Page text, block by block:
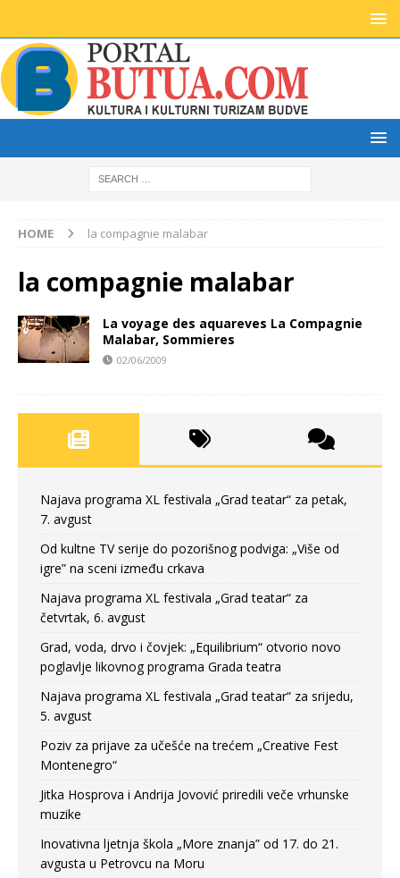
HOME la compagnie malabar
la compagnie malabar
La voyage des aquareves La Compagnie
Malabar, Sommieres
02/06/2009
Najava programa XL festivala „Grad teatar“ za petak,
7. avgust
Od kultne TV serije do pozorišnog podviga: „Više od
igre” na sceni između crkava
Najava programa XL festivala „Grad teatar“ za
četvrtak, 6. avgust
Grad, voda, drvo i čovjek: „Equilibrium“ otvorio novo
poglavlje likovnog programa Grada teatra
Najava programa XL festivala „Grad teatar“ za srijedu,
5. avgust
Poziv za prijave za učešće na trećem „Creative Fest
Montenegro“
Jitka Hosprova i Andrija Jovović priredili veče vrhunske
muzike
Inovativna ljetnja škola „More znanja” od 17. do 21.
avgusta u Petrovcu na Moru